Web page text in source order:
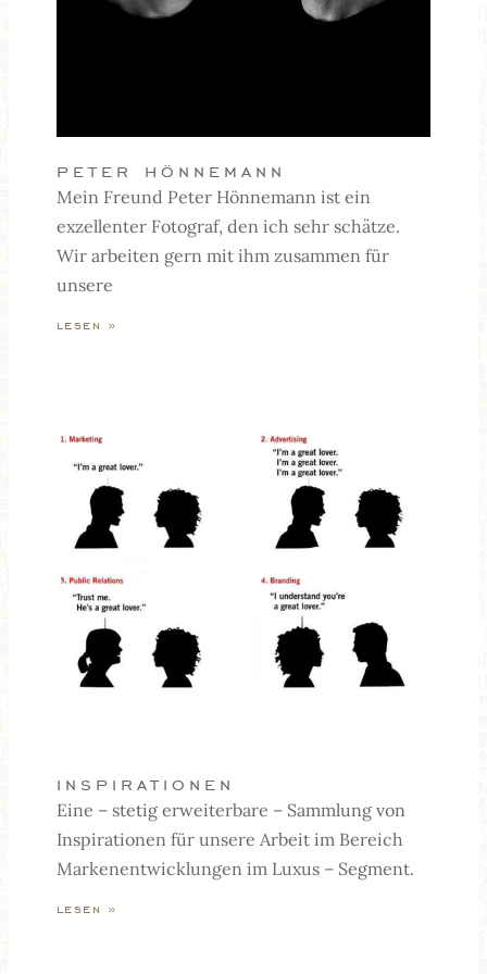
peter hönnemann
Mein Freund Peter Hönnemann ist ein
exzellenter Fotograf, den ich sehr schätze.
Wir arbeiten gern mit ihm zusammen für
unsere
lesen »
inspirationen
Eine – stetig erweiterbare – Sammlung von
Inspirationen für unsere Arbeit im Bereich
Markenentwicklungen im Luxus – Segment.
lesen »